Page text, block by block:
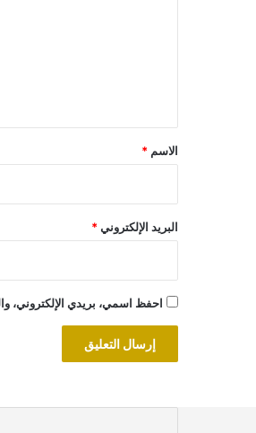
*
الاسم *
البريد الإلكتروني*
احفظ اسمي، بريدي الإلكتروني،